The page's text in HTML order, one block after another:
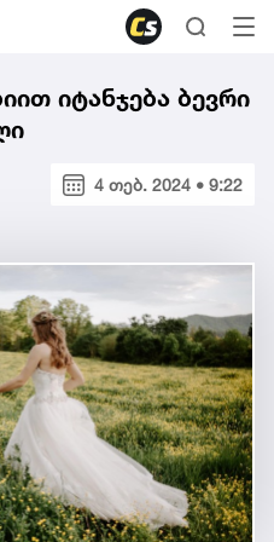
იტანჯება ბევრი
4 თებ. 2024 • 9:22